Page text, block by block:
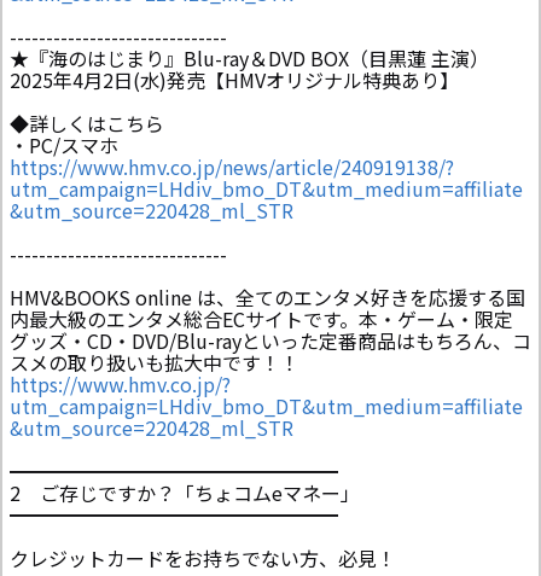
------------------------------
★『海のはじまり』Blu-ray＆DVD BOX（目黒蓮 主演）
2025年4月2日(水)発売【HMVオリジナル特典あり】
◆詳しくはこちら
・PC/スマホ
https://www.hmv.co.jp/news/article/240919138/?
utm_campaign=LHdiv_bmo_DT&utm_medium=affiliate
&utm_source=220428_ml_STR
------------------------------
HMV&BOOKS online は、全てのエンタメ好きを応援する国
内最大級のエンタメ総合ECサイトです。本・ゲーム・限定
グッズ・CD・DVD/Blu-rayといった定番商品はもちろん、コ
スメの取り扱いも拡大中です！！
https://www.hmv.co.jp/?
utm_campaign=LHdiv_bmo_DT&utm_medium=affiliate
&utm_source=220428_ml_STR
━━━━━━━━━━━━━━━━━
2 ご存じですか？「ちょコムeマネー」
━━━━━━━━━━━━━━━━━
クレジットカードをお持ちでない方、必見！